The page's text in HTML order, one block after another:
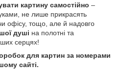
картину самостійно –
не лише прикрасять
офісу, тощо, але й надовго
душі на полотні та
серцях!
для картин за номерами
сайті.